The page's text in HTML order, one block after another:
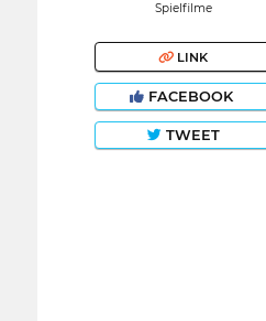
Spielfilme
LINK
FACEBOOK
TWEET